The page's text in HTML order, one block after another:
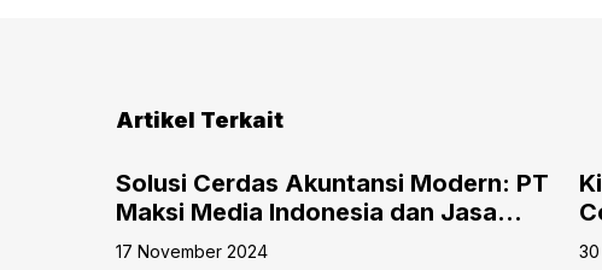
Artikel Terkait
Solusi Cerdas Akuntansi Modern: PT
Maksi Media Indonesia dan Jasa
Custom Software Akuntansi Online
17 November 2024